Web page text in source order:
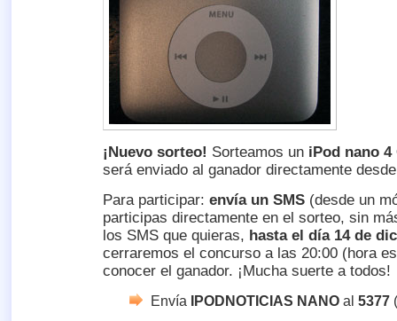
¡Nuevo sorteo! Sorteamos un iPod nano 4
será enviado al ganador directamente
Para participar: envía un SMS (desde un
participas directamente en el sorteo, sin
los SMS que quieras, hasta el día 14 de
cerraremos el concurso a las 20:00 (hora
conocer el ganador. ¡Mucha suerte a todos!
Envía IPODNOTICIAS NANO al 5377